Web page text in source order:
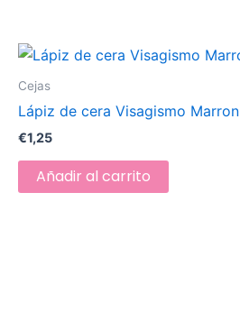
Cejas
Lápiz de cera Visagismo Marron
€1,25
Añadir al carrito